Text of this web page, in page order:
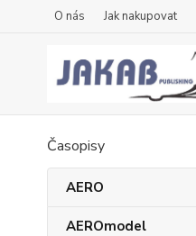
O nás Jak nakupovat
Časopisy
AERO
AEROmodel